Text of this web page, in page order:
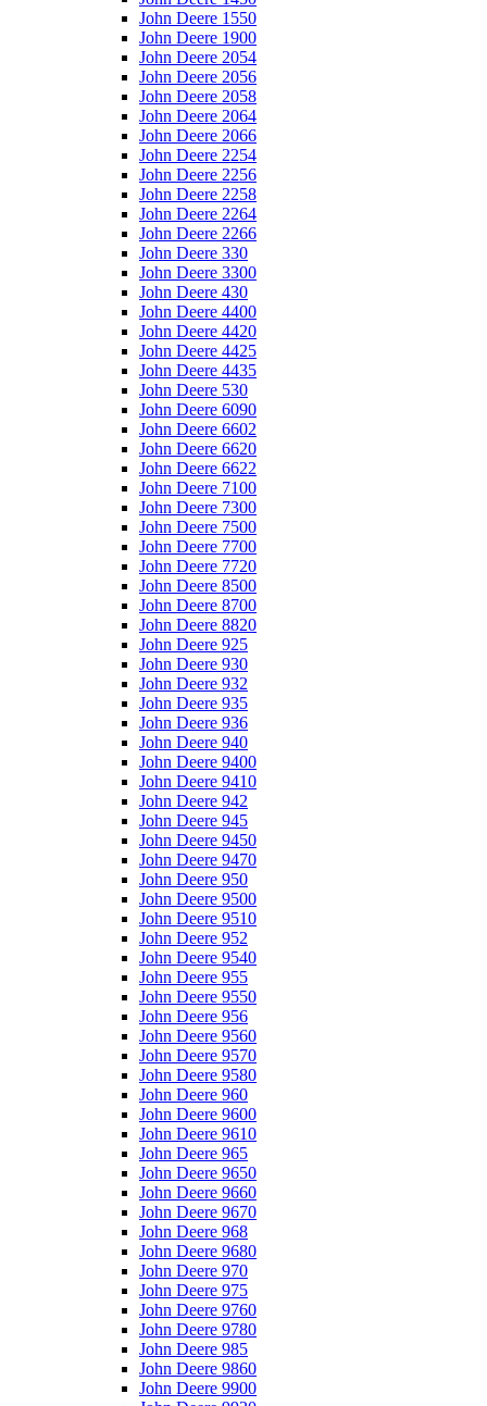
John Deere 1550
John Deere 1900
John Deere 2054
John Deere 2056
John Deere 2058
John Deere 2064
John Deere 2066
John Deere 2254
John Deere 2256
John Deere 2258
John Deere 2264
John Deere 2266
John Deere 330
John Deere 3300
John Deere 430
John Deere 4400
John Deere 4420
John Deere 4425
John Deere 4435
John Deere 530
John Deere 6090
John Deere 6602
John Deere 6620
John Deere 6622
John Deere 7100
John Deere 7300
John Deere 7500
John Deere 7700
John Deere 7720
John Deere 8500
John Deere 8700
John Deere 8820
John Deere 925
John Deere 930
John Deere 932
John Deere 935
John Deere 936
John Deere 940
John Deere 9400
John Deere 9410
John Deere 942
John Deere 945
John Deere 9450
John Deere 9470
John Deere 950
John Deere 9500
John Deere 9510
John Deere 952
John Deere 9540
John Deere 955
John Deere 9550
John Deere 956
John Deere 9560
John Deere 9570
John Deere 9580
John Deere 960
John Deere 9600
John Deere 9610
John Deere 965
John Deere 9650
John Deere 9660
John Deere 9670
John Deere 968
John Deere 9680
John Deere 970
John Deere 975
John Deere 9760
John Deere 9780
John Deere 985
John Deere 9860
John Deere 9900